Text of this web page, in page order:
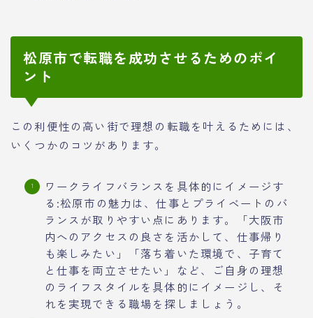
松原市で転職を成功させるためのポイ
ント
この利便性の高い街で理想の転職を叶えるためには、
いくつかのコツがあります。
ワークライフバランスを具体的にイメージす
る:松原市の魅力は、仕事とプライベートのバ
ランスが取りやすい点にあります。「大阪市
内へのアクセスの良さを活かして、仕事帰り
も楽しみたい」「落ち着いた環境で、子育て
と仕事を両立させたい」など、ご自身の理想
のライフスタイルを具体的にイメージし、そ
れを実現できる職場を探しましょう。